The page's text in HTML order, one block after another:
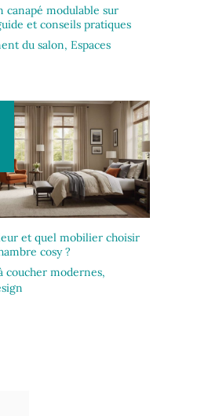
canapé modulable sur
et conseils pratiques
du salon, Espaces
et quel mobilier choisir
cosy ?
coucher modernes,